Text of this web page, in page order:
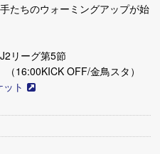
たちのウォーミングアップが始
リーグ第5節
（16:00KICK OFF/金鳥スタ）
ット